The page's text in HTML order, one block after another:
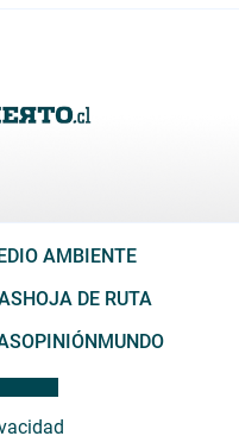
AMBIENTE
HOJA DE RUTA
OPINIÓNMUNDO